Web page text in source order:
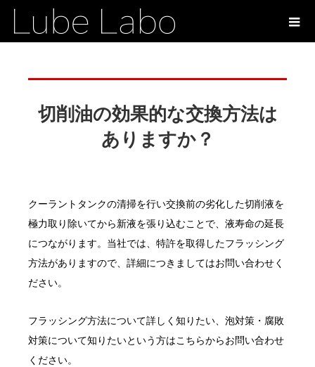
切削油の効果的な交換方法は
ありますか？
クーラントタンクの清掃を行い交換前の劣化した切削液を
極力取り除いてから新液を張り込むことで、液寿命の延長
につながります。当社では、特許を取得したフラッシング
方法がありますので、詳細につきましてはお問い合わせく
ださい。
フラッシング方法について詳しく知りたい、泡対策・腐敗
対策について知りたいという方はこちらからお問い合わせ
ください。